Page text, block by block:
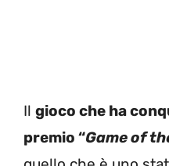
Il gioco che ha
premio “Game of